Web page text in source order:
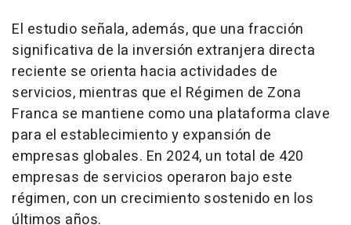
El estudio señala, además, que una fracción
significativa de la inversión extranjera directa
reciente se orienta hacia actividades de
servicios, mientras que el Régimen de Zona
Franca se mantiene como una plataforma clave
para el establecimiento y expansión de
empresas globales. En 2024, un total de 420
empresas de servicios operaron bajo este
régimen, con un crecimiento sostenido en los
últimos años.